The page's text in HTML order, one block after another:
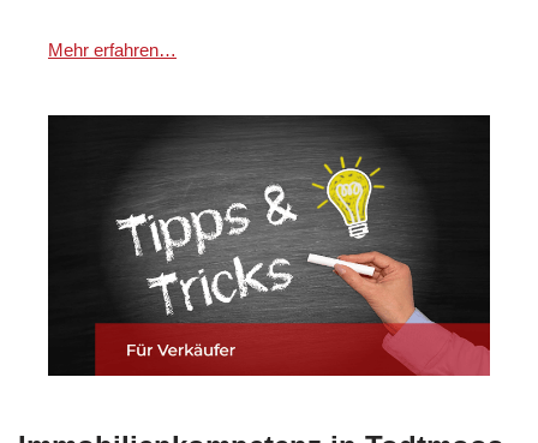
Mehr erfahren…